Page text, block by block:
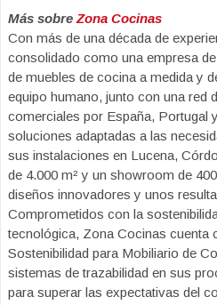
Más sobre Zona Cocinas
Con más de una década de
consolidado como una empresa
de muebles de cocina a medida y
equipo humano, junto con una red
comerciales por España, Portugal
soluciones adaptadas a las
sus instalaciones en Lucena,
de 4.000 m² y un showroom de
diseños innovadores y unos
Comprometidos con la
tecnológica, Zona Cocinas cuenta
Sostenibilidad para Mobiliario de
sistemas de trazabilidad en sus
para superar las expectativas del